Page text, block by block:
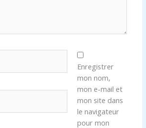
Enregistrer
mon nom,
mon e-mail et
mon site dans
le navigateur
pour mon